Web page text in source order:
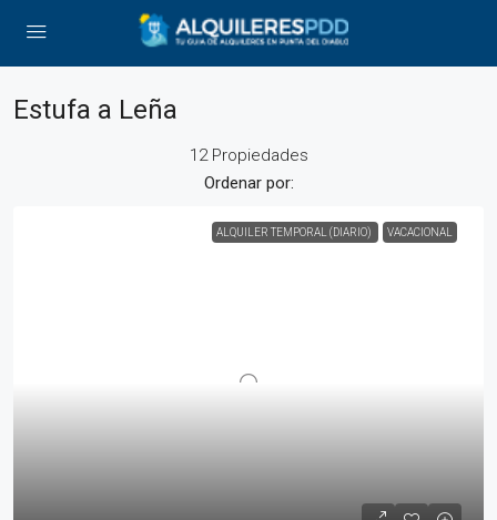
Estufa a Leña
12 Propiedades
Ordenar por:
ALQUILER TEMPORAL (DIARIO) VACACIONAL